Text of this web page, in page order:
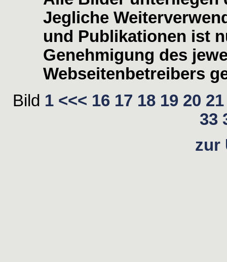
Jegliche
und Publikationen ist
Genehmigung des
Webseitenbetreibers
Bild 1 <<< 16 17 18 19 20 21
33
zur